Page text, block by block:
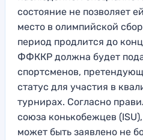
состояние не позволяет
место в олимпийской
период продлится до
ФФККР должна будет
спортсменов,
статус для участия в
турнирах. Согласно
союза конькобежцев
может быть заявлено не